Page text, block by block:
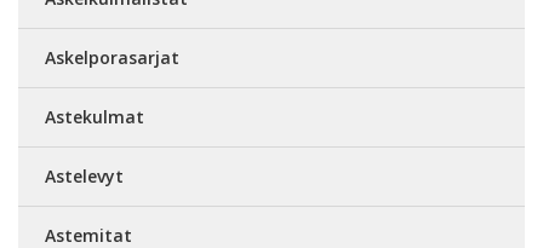
Askelporasarjat
Astekulmat
Astelevyt
Astemitat